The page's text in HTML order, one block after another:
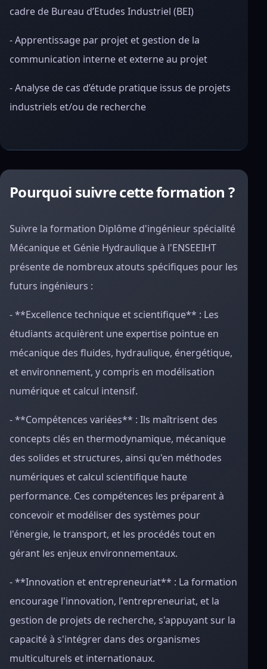
cadre de Bureau d’Etudes Industriel (BEI)
- Apprentissage par projet et gestion de la
communication interne et externe au projet
- Analyse de cas d’étude pratique issus de projets
industriels et/ou de recherche
Pourquoi suivre cette formation ?
Suivre la formation Diplôme d'ingénieur spécialité
Mécanique et Génie Hydraulique à l'ENSEEIHT
présente de nombreux atouts spécifiques pour les
futurs ingénieurs :
- **Excellence technique et scientifique** : Les
étudiants acquièrent une expertise pointue en
mécanique des fluides, hydraulique, énergétique,
et environnement, y compris en modélisation
numérique et calcul intensif.
- **Compétences variées** : Ils maîtrisent des
concepts clés en thermodynamique, mécanique
des solides et structures, ainsi qu'en méthodes
numériques et calcul scientifique haute
performance. Ces compétences les préparent à
concevoir et modéliser des systèmes pour
l'énergie, le transport, et les procédés tout en
gérant les enjeux environnementaux.
- **Innovation et entrepreneuriat** : La formation
encourage l'innovation, l'entrepreneuriat, et la
gestion de projets de recherche, s'appuyant sur la
capacité à s'intégrer dans des organismes
multiculturels et internationaux.